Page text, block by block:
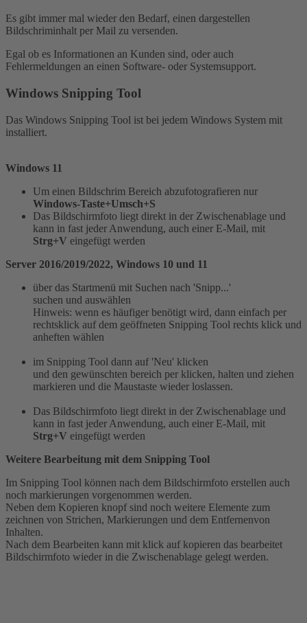
Es gibt immer mal wieder den Bedarf, einen dargestellen
Bildschriminhalt per Mail zu versenden.
Egal ob es Informationen an Kunden sind, oder auch
Fehlermeldungen an einen Software- oder Systemsupport.
Windows Snipping Tool
Das Windows Snipping Tool ist bei jedem Windows System mit
installiert.
Windows 11
Um einen Bildschrim Bereich abzufotografieren nur
Windows-Taste+Umsch+S
Das Bildschirmfoto liegt direkt in der Zwischenablage und
kann in fast jeder Anwendung, auch einer E-Mail, mit
Strg+V eingefügt werden
Server 2016/2019/2022, Windows 10 und 11
über das Startmenü mit Suchen nach 'Snipp...'
suchen und auswählen
Hinweis: wenn es häufiger benötigt wird, dann einfach per
rechtsklick auf dem geöffneten Snipping Tool rechts klick und
anheften wählen
im Snipping Tool dann auf 'Neu' klicken
und den gewünschten bereich per klicken, halten und ziehen
markieren und die Maustaste wieder loslassen.
Das Bildschirmfoto liegt direkt in der Zwischenablage und
kann in fast jeder Anwendung, auch einer E-Mail, mit
Strg+V eingefügt werden
Weitere Bearbeitung mit dem Snipping Tool
Im Snipping Tool können nach dem Bildschirmfoto erstellen auch
noch markierungen vorgenommen werden.
Neben dem Kopieren knopf sind noch weitere Elemente zum
zeichnen von Strichen, Markierungen und dem Entfernenvon
Inhalten.
Nach dem Bearbeiten kann mit klick auf kopieren das bearbeitet
Bildschirmfoto wieder in die Zwischenablage gelegt werden.